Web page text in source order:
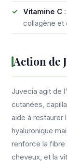
Vitamine C
collagène et
Action de
Juvecia agit de
cutanées,
aide à restaurer
hyaluronique
renforce la fibre
cheveux, et la